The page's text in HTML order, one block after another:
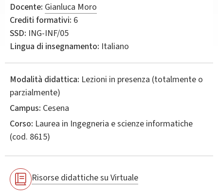
Docente: Gianluca Moro
Crediti formativi: 6
SSD: ING-INF/05
Lingua di insegnamento: Italiano
Modalità didattica: Lezioni in presenza (totalmente o
parzialmente)
Campus: Cesena
Corso: Laurea in Ingegneria e scienze informatiche
(cod. 8615)
Risorse didattiche su Virtuale